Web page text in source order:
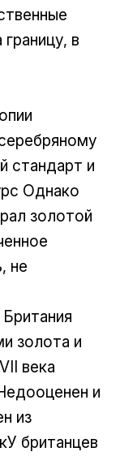
в
стандарт и
Однако
золотой
не
золота и
века
и
из
британцев